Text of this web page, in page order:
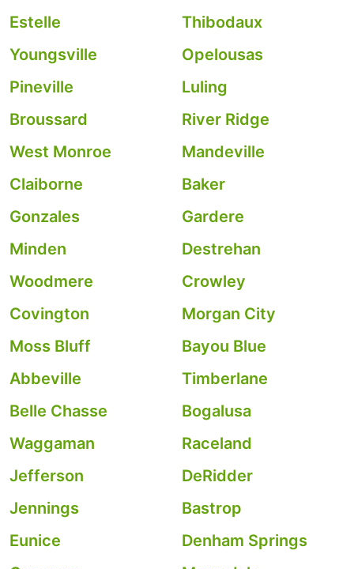
Estelle
Thibodaux
Youngsville
Opelousas
Pineville
Luling
Broussard
River Ridge
West Monroe
Mandeville
Claiborne
Baker
Gonzales
Gardere
Minden
Destrehan
Woodmere
Crowley
Covington
Morgan City
Moss Bluff
Bayou Blue
Abbeville
Timberlane
Belle Chasse
Bogalusa
Waggaman
Raceland
Jefferson
DeRidder
Jennings
Bastrop
Eunice
Denham Springs